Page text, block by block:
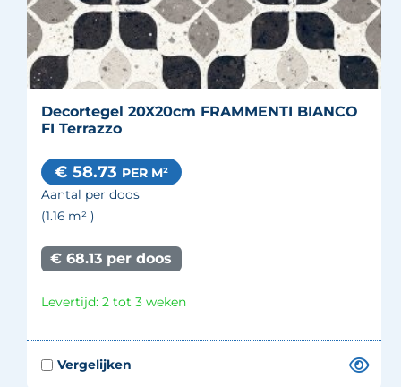
Decortegel 20X20cm FRAMMENTI BIANCO
FI Terrazzo
€ 58.73 PER M²
Aantal per doos
(1.16 m² )
€ 68.13 per doos
Levertijd: 2 tot 3 weken